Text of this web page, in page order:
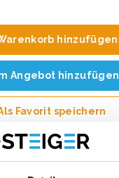
hinzufügen
Angebot hinzufügen
Favorit speichern